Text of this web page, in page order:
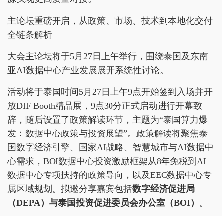
主论坛重磅开启，从政策、市场、技术到本地化交付
全链条解析
大会主论坛将于5月27日上午举行，围绕泰国及东南
亚AI数据中心产业发展展开系统性讨论。
活动将于泰国时间5月27日上午9点开始签到入场并开
放DIF Booth精品展，9点30分正式启动进行开幕致
辞，随后设置了政策解读环节，主题为“泰国算力爆
发：数据中心政策与投资展望”。政策解读将聚焦泰
国数字经济引擎、国家AI战略、智慧城市与AI数据中
心需求，BOI数据中心投资激励框架从8年免税到AI
数据中心专项扶持的政策导向，以及EEC数据中心专
属区域规划。拟邀分享嘉宾包括数字经济促进局
（DEPA）与泰国投资促进委员会办公室（BOI） 。